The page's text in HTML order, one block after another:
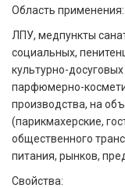
Область применения:
ЛПУ, медпункты
социальных,
культурно-
парфюмерно-
производства, на
(парикмахерские,
общественного
питания, рынков,
Свойства: